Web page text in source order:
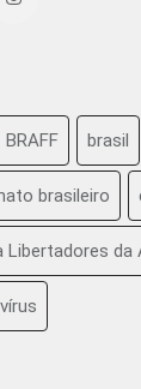
BRAFF brasil
brasileiro
Libertadores da